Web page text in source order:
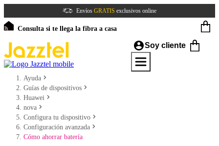
Envíos GRATIS exclusivos online
Consulta si te llega la fibra a casa
Soy cliente
Ayuda
Guías de dispositivos
Huawei
nova
Configura tu dispositivo
Configuración avanzada
Cómo ahorrar batería